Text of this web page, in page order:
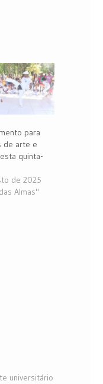
para
de arte e
quinta-
de 2025
Almas"
universitário